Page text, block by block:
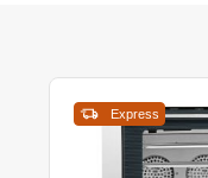
Express